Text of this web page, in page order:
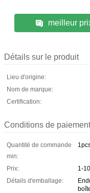
meilleur
Détails sur le produit
Lieu d'origine:
Nom de marque:
Certification:
Conditions de
Quantité de commande
min:
Prix:
1-
Détails d'emballage: